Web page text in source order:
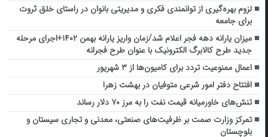
لزوم بهره‌گیری از توانمندی فکری و مدیریتی بانوان در راستای خلق ثروت
برای جامعه
میزان یارانه دهه فجر اعلام شد/زمان واریز یارانه بهمن ۱۴۰۲+اجرای مرحله
جدید طرح کالابرگ الکترونیک با عنوان طرح فجرانه
اعمال ممنوعیت تردد برای کامیون‌ها از ۳ شهریور
افتتاح دفتر امور شرعی متوفیان در بهشت زهرا
تنش‌های خاورمیانه قیمت نفت را به مرز ۷۰ دلار رساند
تمرکز وزارت صمت بر ظرفیت‌های صنعتی، معدنی و تجاری سیستان و
بلوچستان